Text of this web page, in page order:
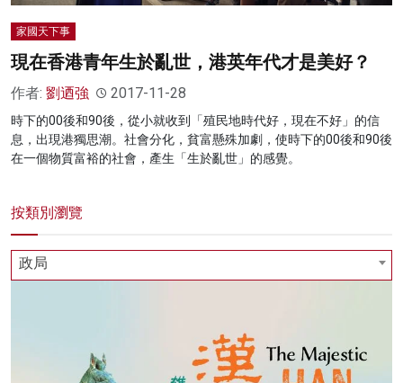
家國天下事
現在香港青年生於亂世，港英年代才是美好？
作者: 劉迺強 2017-11-28
時下的00後和90後，從小就收到「殖民地時代好，現在不好」的信
息，出現港獨思潮。社會分化，貧富懸殊加劇，使時下的00後和90後
在一個物質富裕的社會，產生「生於亂世」的感覺。
按類別瀏覽
政局